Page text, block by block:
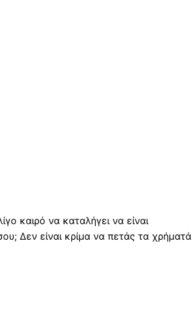
καιρό να καταλήγει να είναι
Δεν είναι κρίμα να πετάς τα χρήματά